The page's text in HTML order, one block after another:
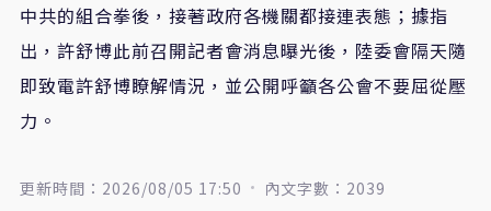
中共的組合拳後，接著政府各機關都接連表態；據指
出，許舒博此前召開記者會消息曝光後，陸委會隔天隨
即致電許舒博瞭解情況，並公開呼籲各公會不要屈從壓
力。
更新時間：2026/08/05 17:50 內文字數：2039